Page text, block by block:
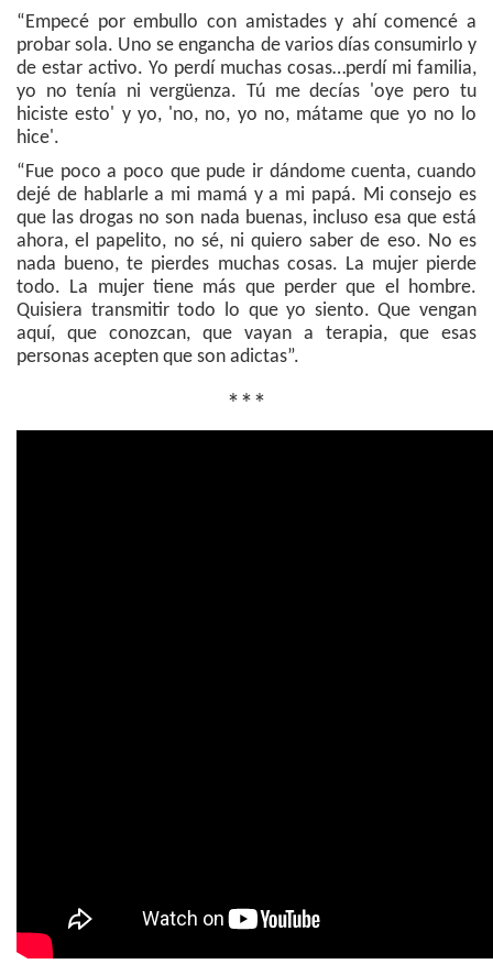
“Empecé por embullo con amistades y ahí comencé a
probar sola. Uno se engancha de varios días consumirlo y
de estar activo. Yo perdí muchas cosas…perdí mi familia,
yo no tenía ni vergüenza. Tú me decías 'oye pero tu
hiciste esto' y yo, 'no, no, yo no, mátame que yo no lo
hice'.
“Fue poco a poco que pude ir dándome cuenta, cuando
dejé de hablarle a mi mamá y a mi papá. Mi consejo es
que las drogas no son nada buenas, incluso esa que está
ahora, el papelito, no sé, ni quiero saber de eso. No es
nada bueno, te pierdes muchas cosas. La mujer pierde
todo. La mujer tiene más que perder que el hombre.
Quisiera transmitir todo lo que yo siento. Que vengan
aquí, que conozcan, que vayan a terapia, que esas
personas acepten que son adictas”.
***